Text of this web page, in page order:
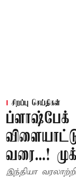
சிறப்பு செய்திகள்
ப்ளாஷ்பேக்
வரை...!
இந்தியா